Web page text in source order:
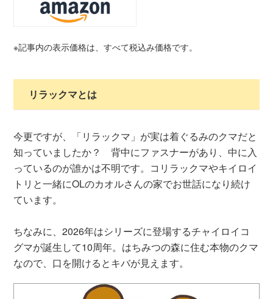
※記事内の表示価格は、すべて税込み価格です。
リラックマとは
今更ですが、「リラックマ」が実は着ぐるみのクマだと
知っていましたか？ 背中にファスナーがあり、中に入
っているのが誰かは不明です。コリラックマやキイロイ
トリと一緒にOLのカオルさんの家でお世話になり続け
ています。
ちなみに、2026年はシリーズに登場するチャイロイコ
グマが誕生して10周年。はちみつの森に住む本物のクマ
なので、口を開けるとキバが見えます。